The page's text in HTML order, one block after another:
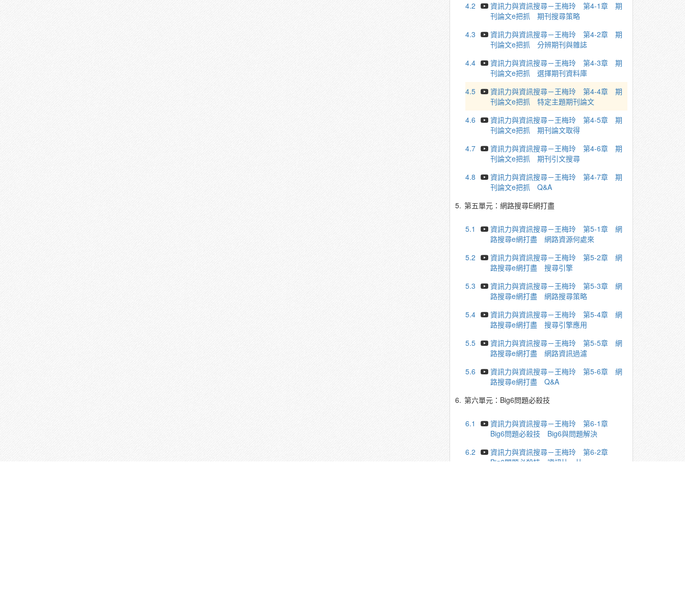
4.2
資訊力與資訊搜尋－王梅玲 第4-1章 期
刊論文e把抓 期刊搜尋策略
4.3
資訊力與資訊搜尋－王梅玲 第4-2章 期
刊論文e把抓 分辨期刊與雜誌
4.4
資訊力與資訊搜尋－王梅玲 第4-3章 期
刊論文e把抓 選擇期刊資料庫
4.5
資訊力與資訊搜尋－王梅玲 第4-4章 期
刊論文e把抓 特定主題期刊論文
4.6
資訊力與資訊搜尋－王梅玲 第4-5章 期
刊論文e把抓 期刊論文取得
4.7
資訊力與資訊搜尋－王梅玲 第4-6章 期
刊論文e把抓 期刊引文搜尋
4.8
資訊力與資訊搜尋－王梅玲 第4-7章 期
刊論文e把抓 Q&A
5. 第五單元：網路搜尋E網打盡
5.1
資訊力與資訊搜尋－王梅玲 第5-1章 網
路搜尋e網打盡 網路資源何處來
5.2
資訊力與資訊搜尋－王梅玲 第5-2章 網
路搜尋e網打盡 搜尋引擎
5.3
資訊力與資訊搜尋－王梅玲 第5-3章 網
路搜尋e網打盡 網路搜尋策略
5.4
資訊力與資訊搜尋－王梅玲 第5-4章 網
路搜尋e網打盡 搜尋引擎應用
5.5
資訊力與資訊搜尋－王梅玲 第5-5章 網
路搜尋e網打盡 網路資訊過濾
5.6
資訊力與資訊搜尋－王梅玲 第5-6章 網
路搜尋e網打盡 Q&A
6. 第六單元：Big6問題必殺技
6.1
資訊力與資訊搜尋－王梅玲 第6-1章
Big6問題必殺技 Big6與問題解決
6.2
資訊力與資訊搜尋－王梅玲 第6-2章
Big6問題必殺技 資訊比一比